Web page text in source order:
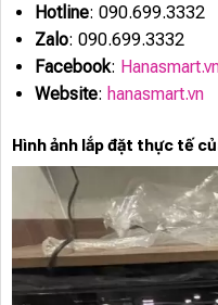
Hotline: 090.699.3332
Zalo: 090.699.3332
Facebook:
Website: hanasmart.vn
Hình ảnh lắp đặt thực tế